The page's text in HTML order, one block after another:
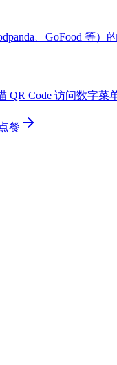
、GoFood 等）
Code 访问数字菜
餐